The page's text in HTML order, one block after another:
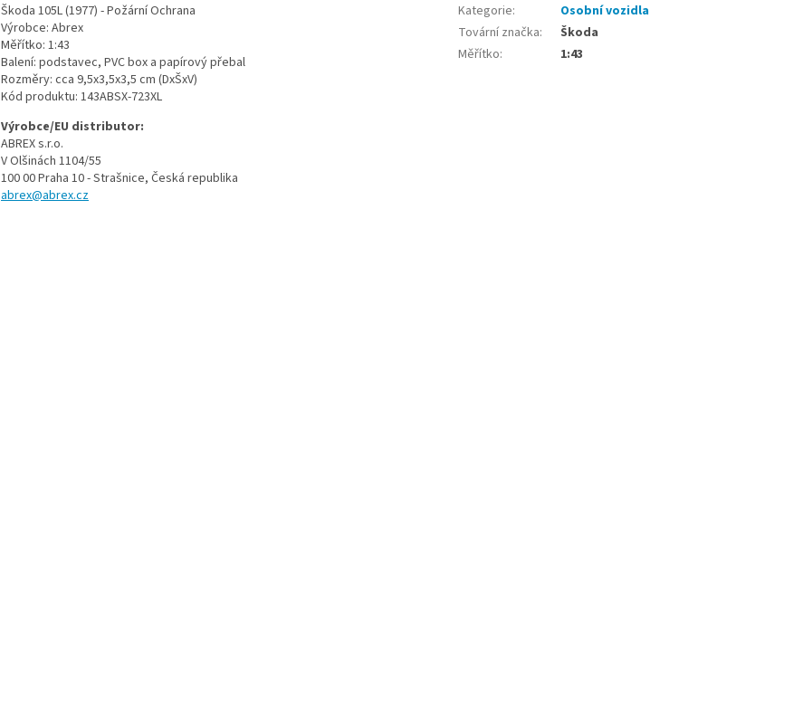
Škoda 105L (1977) - Požární Ochrana
Výrobce: Abrex
Měřítko: 1:43
Balení: podstavec, PVC box a papírový přebal
Rozměry: cca 9,5x3,5x3,5 cm (DxŠxV)
Kód produktu: 143ABSX-723XL
Výrobce/EU distributor:
ABREX s.r.o.
V Olšinách 1104/55
100 00 Praha 10 - Strašnice, Česká republika
abrex@abrex.cz
Kategorie:
Osobní vozidla
Tovární značka:
Škoda
Měřítko: 1:43